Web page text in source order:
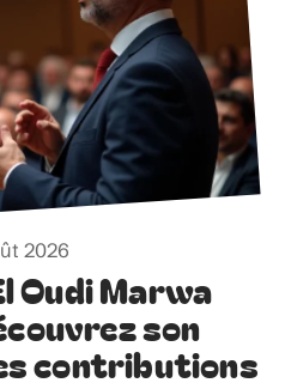
2026
Oudi Marwa
son
contributions